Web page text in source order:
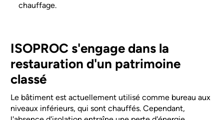
chauffage.
ISOPROC s'engage dans la
restauration d'un patrimoine
classé
Le bâtiment est actuellement utilisé comme bureau aux
niveaux inférieurs, qui sont chauffés. Cependant,